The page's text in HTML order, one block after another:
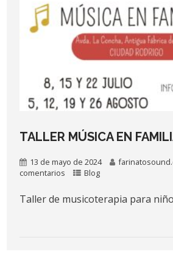
TALLER MÚSICA EN
13 de mayo de 2024
comentarios
Blog
Taller de musicoterapia para